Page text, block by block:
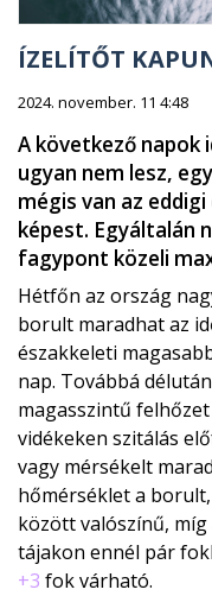
ÍZELÍTŐT
2024. november. 11 4:48
A következő napok
ugyan nem lesz,
mégis van az
képest. Egyáltalán
fagypont közeli
Hétfőn az ország
borult maradhat az
északkeleti
nap. Továbbá
magasszintű
vidékeken szitálás
vagy mérsékelt
hőmérséklet a
között valószínű,
tájakon ennél pár
+3 fok várható.